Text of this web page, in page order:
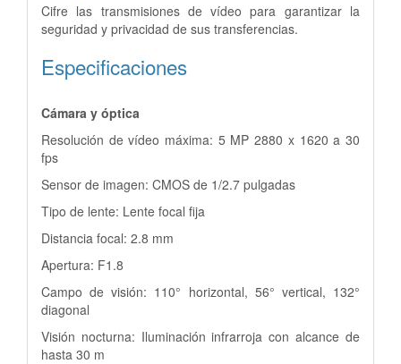
Cifre las transmisiones de vídeo para garantizar la
seguridad y privacidad de sus transferencias.
Especificaciones
Cámara y óptica
Resolución de vídeo máxima: 5 MP 2880 x 1620 a 30
fps
Sensor de imagen: CMOS de 1/2.7 pulgadas
Tipo de lente: Lente focal fija
Distancia focal: 2.8 mm
Apertura: F1.8
Campo de visión: 110° horizontal, 56° vertical, 132°
diagonal
Visión nocturna: Iluminación infrarroja con alcance de
hasta 30 m